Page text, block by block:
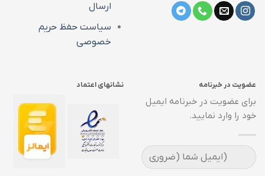
ارسال
سیاست حفظ حریم
خصوصی
عضویت در خبرنامه
برای عضویت در خبرنامه ایمیل
خود را وارد نمایید.
نشانهای اعتماد